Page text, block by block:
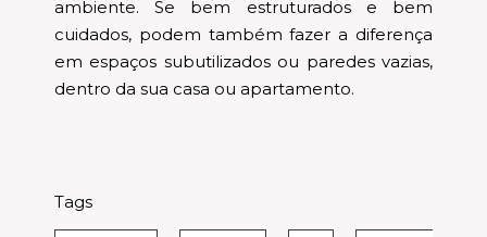
ambiente. Se bem estruturados e bem
cuidados, podem também fazer a diferença
em espaços subutilizados ou paredes vazias,
dentro da sua casa ou apartamento.
Tags